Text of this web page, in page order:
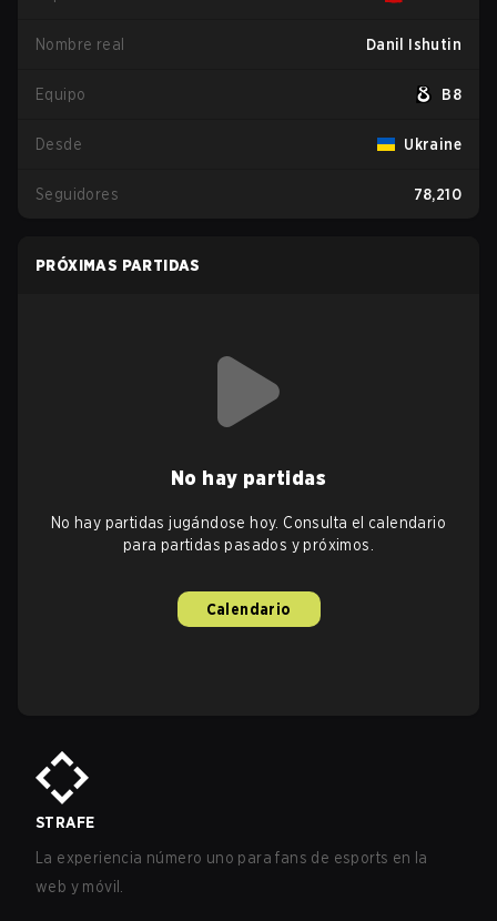
Nombre real Danil Ishutin
Equipo B8
Desde Ukraine
Seguidores 78,210
PRÓXIMAS PARTIDAS
No hay partidas
No hay partidas jugándose hoy. Consulta el calendario
para partidas pasados y próximos.
Calendario
STRAFE
La experiencia número uno para fans de esports en la
web y móvil.